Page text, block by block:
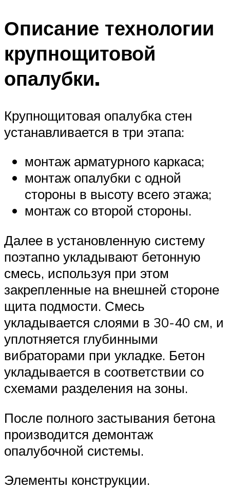
Описание технологии
крупнощитовой
опалубки.
Крупнощитовая опалубка стен
устанавливается в три этапа:
монтаж арматурного каркаса;
монтаж опалубки с одной
стороны в высоту всего этажа;
монтаж со второй стороны.
Далее в установленную систему
поэтапно укладывают бетонную
смесь, используя при этом
закрепленные на внешней стороне
щита подмости. Смесь
укладывается слоями в 30-40 см, и
уплотняется глубинными
вибраторами при укладке. Бетон
укладывается в соответствии со
схемами разделения на зоны.
После полного застывания бетона
производится демонтаж
опалубочной системы.
Элементы конструкции.